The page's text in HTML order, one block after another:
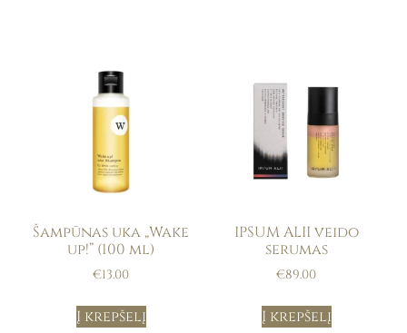
Šampūnas uka „Wake
up!” (100 ml)
€13.00
Į krepšelį
IPSUM ALII veido
serumas
€89.00
Į krepšelį